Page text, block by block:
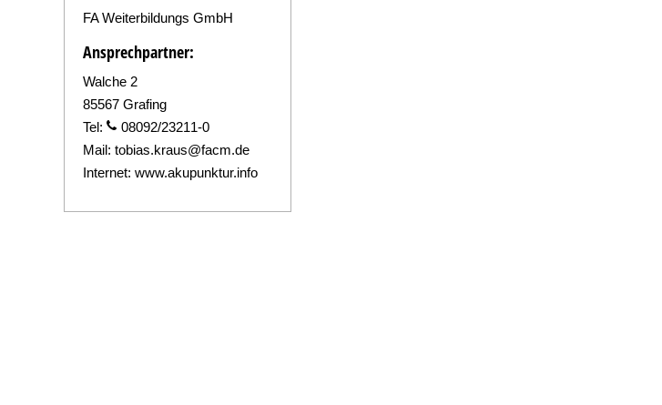
FA Weiterbildungs GmbH
Ansprechpartner:
Walche 2
85567 Grafing
Tel:
08092/23211-0
Mail: tobias.kraus@facm.de
Internet: www.akupunktur.info